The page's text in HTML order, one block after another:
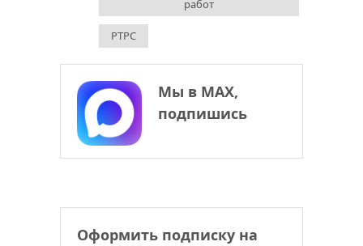
работ
РТРС
Мы в МАХ,
подпишись
Оформить подписку на